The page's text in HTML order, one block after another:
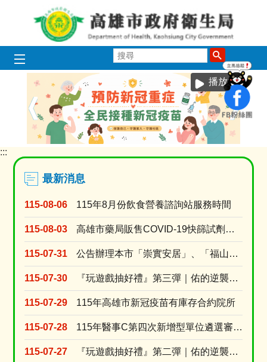
跳到主要內容區塊
尋
播放中
顯
圖
片:
1150729_
冠
疫
苗
橫
幅
:::
最新消息
115-08-06 115年8月份飲食營養諮詢站服務時間
115-08-03 高雄市藥局販售COVID-19快篩試劑名單 (115年8月3日上午10時調查)
115-07-31 公告辦理本市「崇實安居」、「福山安居」、「鳳誠安居」、「鳳松安居」、「美都安居」、「岡山社宅....
115-07-30 『玩遊戲抽好禮』第三彈｜佑的逆襲：代謝升級！
115-07-29 115年高雄市新冠疫苗有庫存合約院所
115-07-28 115年醫事C第四次新增型單位遴選審查結果
115-07-27 『玩遊戲抽好禮』第二彈｜佑的逆襲：拒檳行動！